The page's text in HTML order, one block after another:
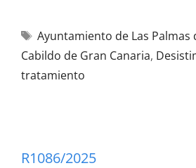
Ayuntamiento de Las Palmas
Cabildo de Gran Canaria,
tratamiento
R1086/2025